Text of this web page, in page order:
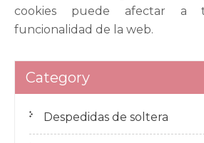
cookies puede afectar a
funcionalidad de la web.
Category
Despedidas de soltera